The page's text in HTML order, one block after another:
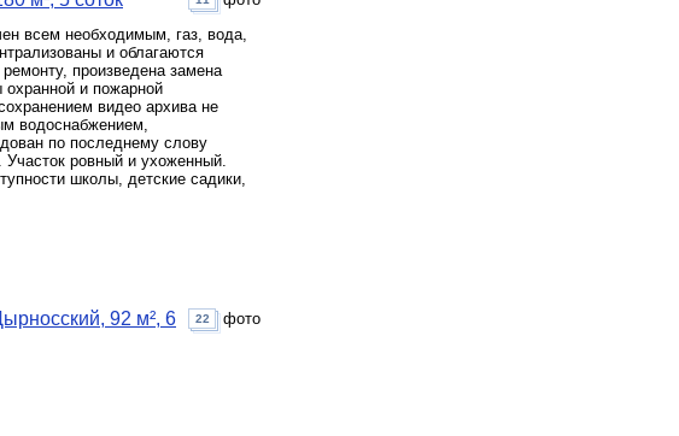
всем необходимым, газ, вода,
и облагаются
произведена замена
охранной и пожарной
видео архива не
водоснабжением,
по последнему слову
ровный и ухоженный.
школы, детские садики,
92 м², 6
22 фото